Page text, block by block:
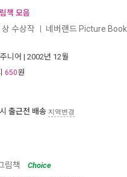
책 모음
수상작 네버랜드 Picture
니어 | 2002년 12월
650원
출근전 배송 지역변경
림책
Choice